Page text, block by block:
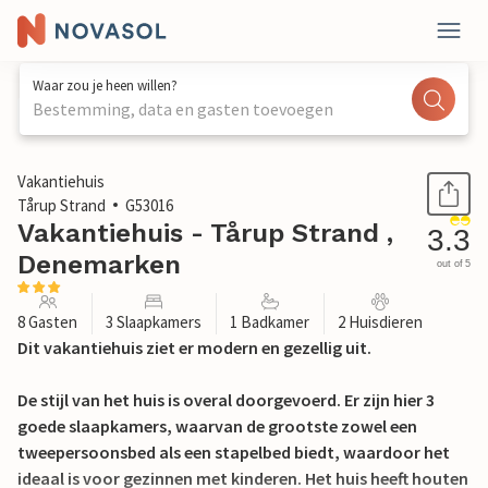
Waar zou je heen willen?
Bestemming, data en gasten toevoegen
1 / 23
Vakantiehuis
Tårup Strand
G53016
Vakantiehuis - Tårup Strand ,
Denemarken
3.3
out of 5
8 Gasten 3 Slaapkamers 1 Badkamer 2 Huisdieren
Dit vakantiehuis ziet er modern en gezellig uit.
De stijl van het huis is overal doorgevoerd. Er zijn hier 3
goede slaapkamers, waarvan de grootste zowel een
tweepersoonsbed als een stapelbed biedt, waardoor het
ideaal is voor gezinnen met kinderen. Het huis heeft houten